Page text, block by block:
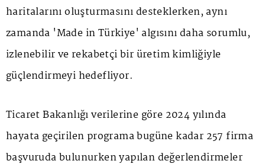
haritalarını oluşturmasını desteklerken, aynı
zamanda 'Made in Türkiye' algısını daha sorumlu,
izlenebilir ve rekabetçi bir üretim kimliğiyle
güçlendirmeyi hedefliyor.
Ticaret Bakanlığı verilerine göre 2024 yılında
hayata geçirilen programa bugüne kadar 257 firma
başvuruda bulunurken yapılan değerlendirmeler